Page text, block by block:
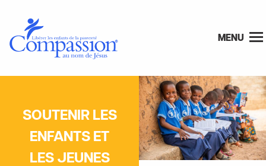
MENU
SOUTENIR LES
ENFANTS ET
LES JEUNES